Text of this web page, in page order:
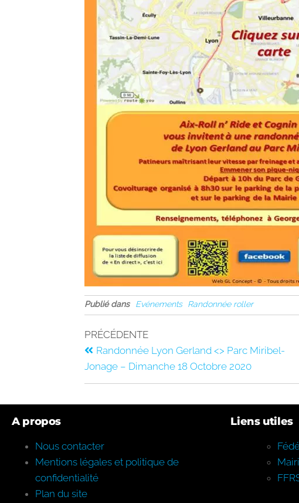
Publié dans Evénements Randonnée roller
PRÉCÉDENTE
Randonnée Lyon Gerland <> Parc Miribel-
Jonage – Dimanche 18 Octobre 2020
A propos
Nous contacter
Mentions légales et politique de
confidentialité
Plan du site
Liens utiles